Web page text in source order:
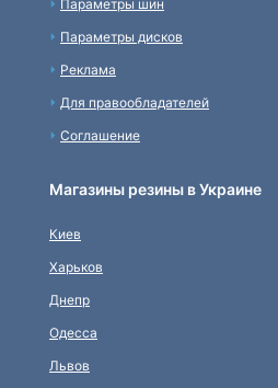
Параметры шин
Параметры дисков
Реклама
Для правообладателей
Соглашение
Магазины резины в Украине
Киев
Харьков
Днепр
Одесса
Львов